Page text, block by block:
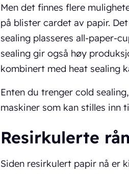
Men det finnes flere
på blister cardet av papir.
sealing plasseres all-paper-
sealing gir også høy
kombinert med heat sealing
Enten du trenger cold
maskiner som kan stilles inn
Resirkulerte
Siden resirkulert papir nå er